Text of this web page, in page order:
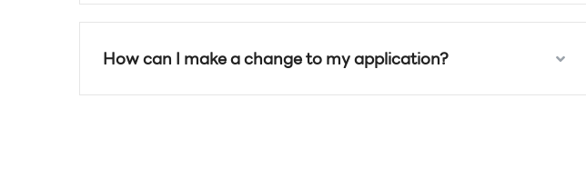
How can I make a change to my application?